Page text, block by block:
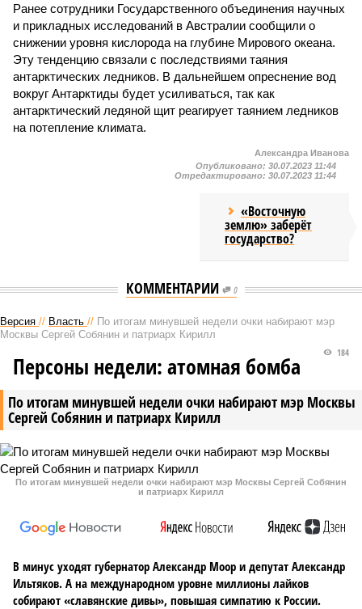
Ранее сотрудники Государственного объединения научных
и прикладных исследований в Австралии сообщили о
снижении уровня кислорода на глубине Мирового океана.
Эту тенденцию связали с последствиями таяния
антарктических ледников. В дальнейшем опреснение вод
вокруг Антарктиды будет усиливаться, так как
антарктический ледяной щит реагирует таянием ледников
на потепление климата.
Александра Иванова
Опубликовано: 30.07.2023 11:44
Отредактировано: 30.07.2023 11:44
«Восточную
землю» заберёт
государство?
КОММЕНТАРИИ 0
Версия // Власть // По итогам минувшей недели очки набирают мэр
Москвы Сергей Собянин и патриарх Кирилл
По итогам минувшей недели очки набирают мэр Москвы
Сергей Собянин и патриарх Кирилл
184
Персоны недели: атомная бомба
По итогам минувшей недели очки набирают мэр Москвы Сергей Собянин
и патриарх Кирилл
В минус уходят губернатор Александр Моор и депутат Александр
Ильтяков. А на международном уровне миллионы лайков
собирают «славянские дивы», повышая симпатию к России.